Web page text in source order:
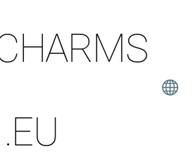
.EU